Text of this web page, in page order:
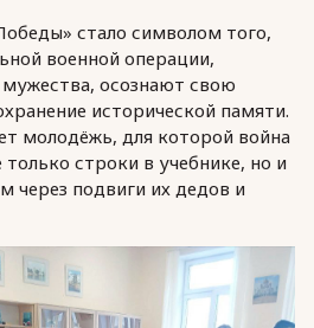
стало символом того,
военной операции,
осознают свою
исторической памяти.
молодёжь, для которой война
строки в учебнике, но и
через подвиги их дедов и